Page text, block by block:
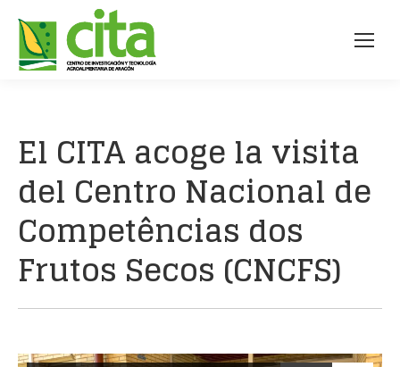
El CITA acoge la visita
del Centro Nacional de
Competências dos
Frutos Secos (CNCFS)